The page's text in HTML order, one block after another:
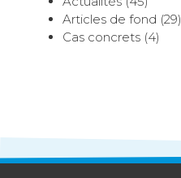
Articles de fond (29)
Cas concrets (4)